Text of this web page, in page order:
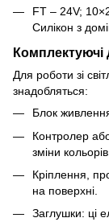
FT – 24V;
Силікон з
Комплектуючі
Для роботи зі
знадобляться:
Блок
Контролер
зміни кольорів.
Кріплення,
на поверхні.
Заглушки: ці